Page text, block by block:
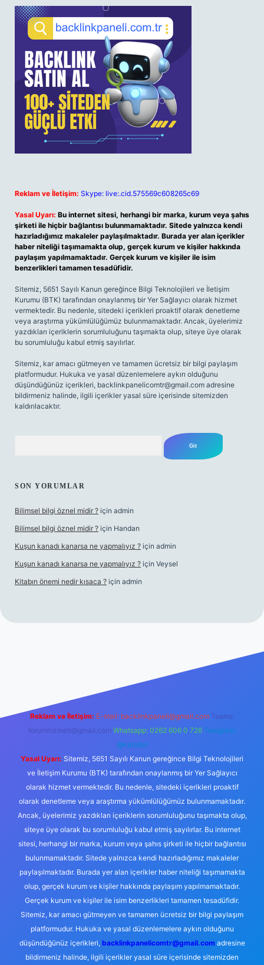
Reklam ve İletişim: Skype: live:.cid.575569c608265c69
Yasal Uyarı: Bu internet sitesi, herhangi bir marka, kurum veya şahıs
şirketi ile hiçbir bağlantısı bulunmamaktadır. Sitede yalnızca kendi
hazırladığımız makaleler paylaşılmaktadır. Burada yer alan içerikler
haber niteliği taşımamakta olup, gerçek kurum ve kişiler hakkında
paylaşım yapılmamaktadır. Gerçek kurum ve kişiler ile isim
benzerlikleri tamamen tesadüfidir.
Sitemiz, 5651 Sayılı Kanun gereğince Bilgi Teknolojileri ve İletişim
Kurumu (BTK) tarafından onaylanmış bir Yer Sağlayıcı olarak hizmet
vermektedir. Bu nedenle, sitedeki içerikleri proaktif olarak denetleme
veya araştırma yükümlülüğümüz bulunmamaktadır. Ancak, üyelerimiz
yazdıkları içeriklerin sorumluluğunu taşımakta olup, siteye üye olarak
bu sorumluluğu kabul etmiş sayılırlar.
Sitemiz, kar amacı gütmeyen ve tamamen ücretsiz bir bilgi paylaşım
platformudur. Hukuka ve yasal düzenlemelere aykırı olduğunu
düşündüğünüz içerikleri, backlinkpanelicomtr@gmail.com adresine
bildirmeniz halinde, ilgili içerikler yasal süre içerisinde sitemizden
kaldırılacaktır.
SON YORUMLAR
Bilimsel bilgi öznel midir ? için admin
Bilimsel bilgi öznel midir ? için Handan
Kuşun kanadı kanarsa ne yapmalıyız ? için admin
Kuşun kanadı kanarsa ne yapmalıyız ? için Veysel
Kitabın önemi nedir kısaca ? için admin
Reklam ve İletişim: E-mail: backlinkpaneli@gmail.com Teams:
forumhizmeti@gmail.com Whatsapp: 0262 606 0 726 Telegram:
@karabul
Yasal Uyarı: Sitemiz, 5651 Sayılı Kanun gereğince Bilgi Teknolojileri
ve İletişim Kurumu (BTK) tarafından onaylanmış bir Yer Sağlayıcı
olarak hizmet vermektedir. Bu nedenle, sitedeki içerikleri proaktif
olarak denetleme veya araştırma yükümlülüğümüz bulunmamaktadır.
Ancak, üyelerimiz yazdıkları içeriklerin sorumluluğunu taşımakta olup,
siteye üye olarak bu sorumluluğu kabul etmiş sayılırlar. Bu internet
sitesi, herhangi bir marka, kurum veya şahıs şirketi ile hiçbir bağlantısı
bulunmamaktadır. Sitede yalnızca kendi hazırladığımız makaleler
paylaşılmaktadır. Burada yer alan içerikler haber niteliği taşımamakta
olup, gerçek kurum ve kişiler hakkında paylaşım yapılmamaktadır.
Gerçek kurum ve kişiler ile isim benzerlikleri tamamen tesadüfidir.
Sitemiz, kar amacı gütmeyen ve tamamen ücretsiz bir bilgi paylaşım
platformudur. Hukuka ve yasal düzenlemelere aykırı olduğunu
düşündüğünüz içerikleri, backlinkpanelicomtr@gmail.comadresine
bildirmeniz halinde, ilgili içerikler yasal süre içerisinde sitemizden